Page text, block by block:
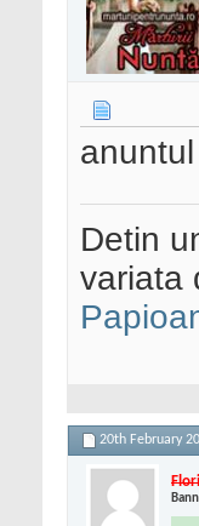
Detin
variata
20th February